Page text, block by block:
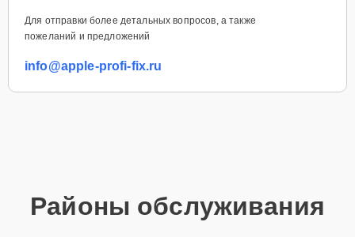
Для отправки более детальных вопросов, а также
пожеланий и предложений
info@apple-profi-fix.ru
Районы обслуживания